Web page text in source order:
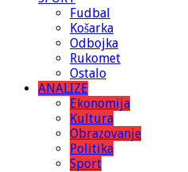
Fudbal
Košarka
Odbojka
Rukomet
Ostalo
ANALIZE
Ekonomija
Kultura
Obrazovanje
Politika
Sport